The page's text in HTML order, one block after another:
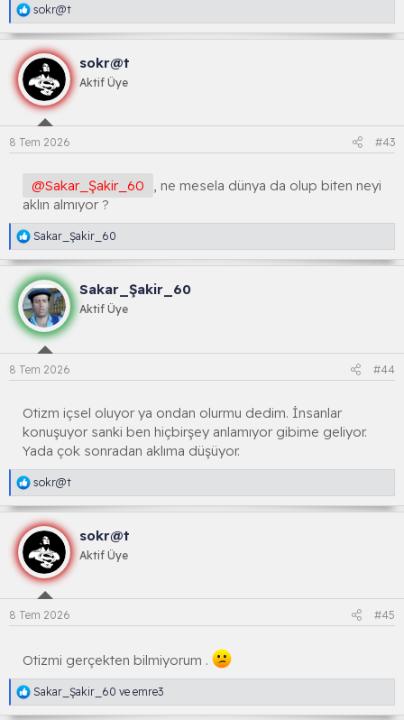
R
e
a
k
s
i
y
o
n
l
a
:
sokr@t
sokr@t
Aktif Üye
8 Tem 2026 #43
@Sakar_Şakir_60
, ne mesela dünya da olup biten neyi
aklın almıyor ?
R
e
a
k
s
i
y
o
n
l
a
:
Sakar_Şakir_60
Sakar_Şakir_60
Aktif Üye
8 Tem 2026 #44
Otizm içsel oluyor ya ondan olurmu dedim. İnsanlar
konuşuyor sanki ben hiçbirşey anlamıyor gibime geliyor.
Yada çok sonradan aklıma düşüyor.
R
e
a
k
s
i
y
o
n
l
a
sokr@t
sokr@t
Aktif Üye
8 Tem 2026 #45
Otizmi gerçekten bilmiyorum .
R
e
Sakar_Şakir_60 ve emre3